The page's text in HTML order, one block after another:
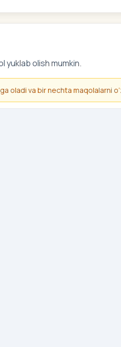
yuklab olish mumkin.
oladi va bir nechta maqolalarni